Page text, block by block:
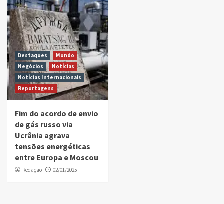
Destaques
Mundo
Negócios
Notícias
Notícias Internacionais
Reportagens
Fim do acordo de envio
de gás russo via
Ucrânia agrava
tensões energéticas
entre Europa e Moscou
Redação 02/01/2025